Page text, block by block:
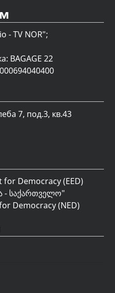
- TV NOR";
BAGAGE 22
7, под.3, кв.43
Democracy (EED)
- საქართველო"
Democracy (NED)